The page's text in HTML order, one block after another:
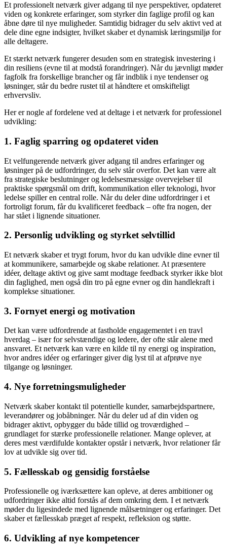
Et professionelt netværk giver adgang til nye perspektiver, opdateret
viden og konkrete erfaringer, som styrker din faglige profil og kan
åbne døre til nye muligheder. Samtidig bidrager du selv aktivt ved at
dele dine egne indsigter, hvilket skaber et dynamisk læringsmiljø for
alle deltagere.
Et stærkt netværk fungerer desuden som en strategisk investering i
din resiliens (evne til at modstå forandringer). Når du jævnligt møder
fagfolk fra forskellige brancher og får indblik i nye tendenser og
løsninger, står du bedre rustet til at håndtere et omskifteligt
erhvervsliv.
Her er nogle af fordelene ved at deltage i et netværk for professionel
udvikling:
1. Faglig sparring og opdateret viden
Et velfungerende netværk giver adgang til andres erfaringer og
løsninger på de udfordringer, du selv står overfor. Det kan være alt
fra strategiske beslutninger og ledelsesmæssige overvejelser til
praktiske spørgsmål om drift, kommunikation eller teknologi, hvor
ledelse spiller en central rolle. Når du deler dine udfordringer i et
fortroligt forum, får du kvalificeret feedback – ofte fra nogen, der
har stået i lignende situationer.
2. Personlig udvikling og styrket selvtillid
Et netværk skaber et trygt forum, hvor du kan udvikle dine evner til
at kommunikere, samarbejde og skabe relationer. At præsentere
idéer, deltage aktivt og give samt modtage feedback styrker ikke blot
din faglighed, men også din tro på egne evner og din handlekraft i
komplekse situationer.
3. Fornyet energi og motivation
Det kan være udfordrende at fastholde engagementet i en travl
hverdag – især for selvstændige og ledere, der ofte står alene med
ansvaret. Et netværk kan være en kilde til ny energi og inspiration,
hvor andres idéer og erfaringer giver dig lyst til at afprøve nye
tilgange og løsninger.
4. Nye forretningsmuligheder
Netværk skaber kontakt til potentielle kunder, samarbejdspartnere,
leverandører og jobåbninger. Når du deler ud af din viden og
bidrager aktivt, opbygger du både tillid og troværdighed –
grundlaget for stærke professionelle relationer. Mange oplever, at
deres mest værdifulde kontakter opstår i netværk, hvor relationer får
lov at udvikle sig over tid.
5. Fællesskab og gensidig forståelse
Professionelle og iværksættere kan opleve, at deres ambitioner og
udfordringer ikke altid forstås af dem omkring dem. I et netværk
møder du ligesindede med lignende målsætninger og erfaringer. Det
skaber et fællesskab præget af respekt, refleksion og støtte.
6. Udvikling af nye kompetencer